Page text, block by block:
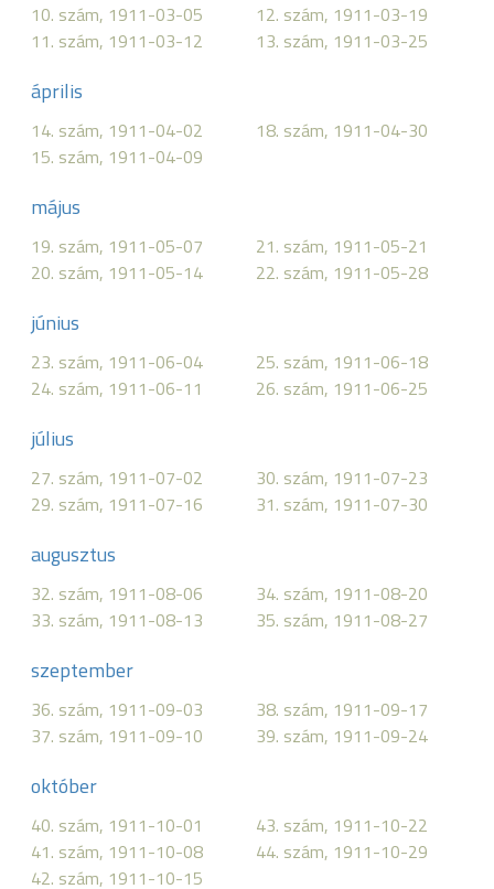
10. szám, 1911-03-05
11. szám, 1911-03-12
12. szám, 1911-03-19
13. szám, 1911-03-25
április
14. szám, 1911-04-02
15. szám, 1911-04-09
18. szám, 1911-04-30
május
19. szám, 1911-05-07
20. szám, 1911-05-14
21. szám, 1911-05-21
22. szám, 1911-05-28
június
23. szám, 1911-06-04
24. szám, 1911-06-11
25. szám, 1911-06-18
26. szám, 1911-06-25
július
27. szám, 1911-07-02
29. szám, 1911-07-16
30. szám, 1911-07-23
31. szám, 1911-07-30
augusztus
32. szám, 1911-08-06
33. szám, 1911-08-13
34. szám, 1911-08-20
35. szám, 1911-08-27
szeptember
36. szám, 1911-09-03
37. szám, 1911-09-10
38. szám, 1911-09-17
39. szám, 1911-09-24
október
40. szám, 1911-10-01
41. szám, 1911-10-08
42. szám, 1911-10-15
43. szám, 1911-10-22
44. szám, 1911-10-29